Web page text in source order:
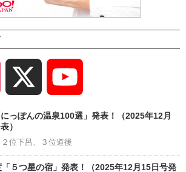
Instagram
Channel
っぽんの温泉100選」発表！（2025年12月
）
位下呂、３位道後
５つ星の宿」発表！（2025年12月15日号発